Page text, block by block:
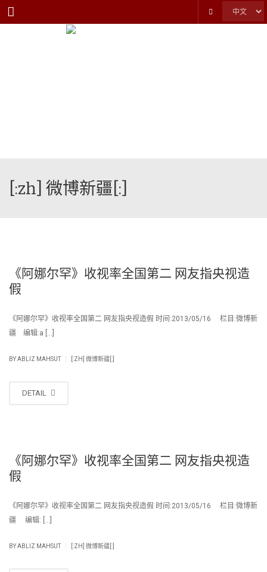
Menu
[:zh] 微博新疆[:]
《阿娜尔罕》收视率全国第二 网友指央视造
假
《阿娜尔罕》收视率全国第二 网友指央视造假 时间:2013/05/16 栏目:微博新
疆 编辑:a […]
BYABLIZ MAHSUT [:ZH] 微博新疆[:]
DETAIL
《阿娜尔罕》收视率全国第二 网友指央视造
假
《阿娜尔罕》收视率全国第二 网友指央视造假 时间:2013/05/16 栏目:微博新
疆 编辑: […]
BYABLIZ MAHSUT [:ZH] 微博新疆[:]